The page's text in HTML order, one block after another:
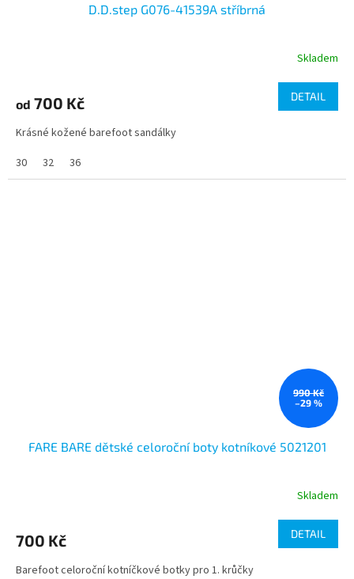
D.D.step G076-41539A stříbrná
Skladem
od 700 Kč DETAIL
Krásné kožené barefoot sandálky
30
32 36
990 Kč
–29 %
FARE BARE dětské celoroční boty kotníkové 5021201
Skladem
700 Kč DETAIL
Barefoot celoroční kotníčkové botky pro 1. krůčky